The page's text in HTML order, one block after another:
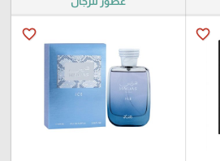
favorite_border
favorite_border